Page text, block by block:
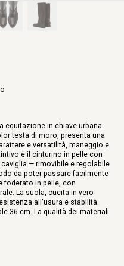
equitazione in chiave urbana.
testa di moro, presenta una
e versatilità, maneggio e
è il cinturino in pelle con
— rimovibile e regolabile
da poter passare facilmente
foderato in pelle, con
La suola, cucita in vero
all'usura e stabilità.
36 cm. La qualità dei materiali